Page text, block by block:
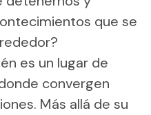
que se
es un lugar de
convergen
Más allá de su